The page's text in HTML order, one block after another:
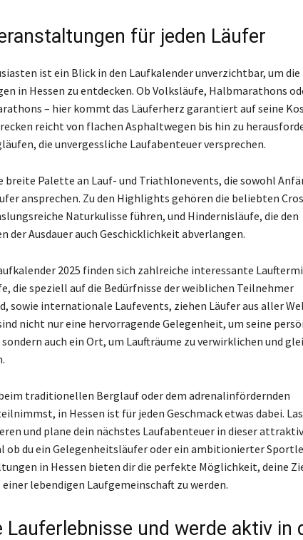
für jeden Läufer
ist ein Blick in den Laufkalender unverzichtbar, um die
in Hessen zu entdecken. Ob Volksläufe, Halbmarathons
– hier kommt das Läuferherz garantiert auf seine
reicht von flachen Asphaltwegen bis hin zu
die unvergessliche Laufabenteuer versprechen.
breite Palette an Lauf- und Triathlonevents, die sowohl
ansprechen. Zu den Highlights gehören die beliebten
Naturkulisse führen, und Hindernisläufe, die den
der Ausdauer auch Geschicklichkeit abverlangen.
2025 finden sich zahlreiche interessante
die speziell auf die Bedürfnisse der weiblichen Teilnehmer
sowie internationale Laufevents, ziehen Läufer aus aller
nicht nur eine hervorragende Gelegenheit, um seine
auch ein Ort, um Laufträume zu verwirklichen und
traditionellen Berglauf oder dem adrenalinfördernden
in Hessen ist für jeden Geschmack etwas dabei.
und plane dein nächstes Laufabenteuer in dieser
ob du ein Gelegenheitsläufer oder ein ambitionierter
in Hessen bieten dir die perfekte Möglichkeit, deine
lebendigen Laufgemeinschaft zu werden.
Lauferlebnisse und werde aktiv in